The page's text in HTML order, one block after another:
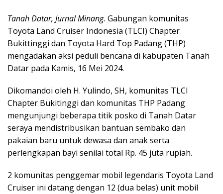
Tanah Datar, Jurnal Minang. Gabungan komunitas
Toyota Land Cruiser Indonesia (TLCI) Chapter
Bukittinggi dan Toyota Hard Top Padang (THP)
mengadakan aksi peduli bencana di kabupaten Tanah
Datar pada Kamis, 16 Mei 2024.
Dikomandoi oleh H. Yulindo, SH, komunitas TLCI
Chapter Bukitinggi dan komunitas THP Padang
mengunjungi beberapa titik posko di Tanah Datar
seraya mendistribusikan bantuan sembako dan
pakaian baru untuk dewasa dan anak serta
perlengkapan bayi senilai total Rp. 45 juta rupiah.
2 komunitas penggemar mobil legendaris Toyota Land
Cruiser ini datang dengan 12 (dua belas) unit mobil